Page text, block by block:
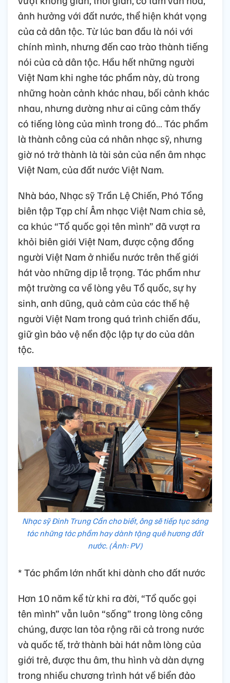
ảnh hưởng với đất nước, thể hiện khát vọng
của cả dân tộc. Từ lúc ban đầu là nói với
chính mình, nhưng đến cao trào thành tiếng
nói của cả dân tộc. Hầu hết những người
Việt Nam khi nghe tác phẩm này, dù trong
những hoàn cảnh khác nhau, bối cảnh khác
nhau, nhưng dường như ai cũng cảm thấy
có tiếng lòng của mình trong đó… Tác phẩm
là thành công của cá nhân nhạc sỹ, nhưng
giờ nó trở thành là tài sản của nền âm nhạc
Việt Nam, của đất nước Việt Nam.
Nhà báo, Nhạc sỹ Trần Lệ Chiến, Phó Tổng
biên tập Tạp chí Âm nhạc Việt Nam chia sẻ,
ca khúc “Tổ quốc gọi tên mình” đã vượt ra
khỏi biên giới Việt Nam, được cộng đồng
người Việt Nam ở nhiều nước trên thế giới
hát vào những dịp lễ trọng. Tác phẩm như
một trường ca về lòng yêu Tổ quốc, sự hy
sinh, anh dũng, quả cảm của các thế hệ
người Việt Nam trong quá trình chiến đấu,
giữ gìn bảo vệ nền độc lập tự do của dân
tộc.
Nhạc sỹ Đinh Trung Cẩn cho biết, ông sẽ tiếp tục sáng
tác những tác phẩm hay dành tặng quê hương đất
nước. (Ảnh: PV)
* Tác phẩm lớn nhất khi dành cho đất nước
Hơn 10 năm kể từ khi ra đời, “Tổ quốc gọi
tên mình” vẫn luôn “sống” trong lòng công
chúng, được lan tỏa rộng rãi cả trong nước
và quốc tế, trở thành bài hát nằm lòng của
giới trẻ, được thu âm, thu hình và dàn dựng
trong nhiều chương trình hát về biển đảo